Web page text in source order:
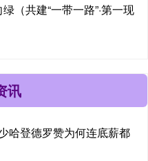
（共建“一带一路”·第一现
讯
哈登德罗赞为何连底薪都